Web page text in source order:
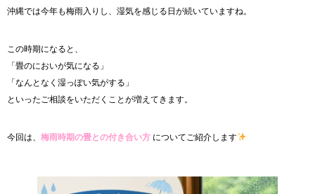
沖縄では今年も梅雨入りし、湿気を感じる日が続いていますね。
この時期になると、
「畳のにおいが気になる」
「なんとなく湿っぽい気がする」
といったご相談をいただくことが増えてきます。
今回は、 梅雨時期の畳との付き合い方 についてご紹介します